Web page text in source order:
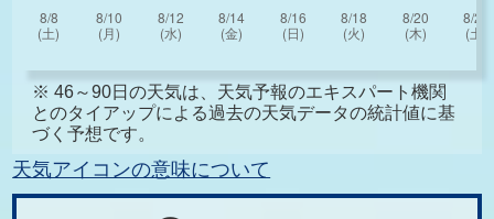
※ 46～90日の天気は、天気予報のエキスパート機関
とのタイアップによる過去の天気データの統計値に基
づく予想です。
天気アイコンの意味について